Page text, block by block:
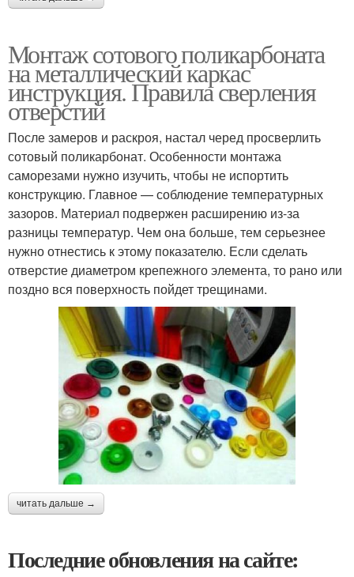
Монтаж сотового поликарбоната
на металлический каркас
инструкция. Правила сверления
отверстий
После замеров и раскроя, настал черед просверлить
сотовый поликарбонат. Особенности монтажа
саморезами нужно изучить, чтобы не испортить
конструкцию. Главное — соблюдение температурных
зазоров. Материал подвержен расширению из-за
разницы температур. Чем она больше, тем серьезнее
нужно отнестись к этому показателю. Если сделать
отверстие диаметром крепежного элемента, то рано или
поздно вся поверхность пойдет трещинами.
читать дальше →
Последние обновления на сайте: